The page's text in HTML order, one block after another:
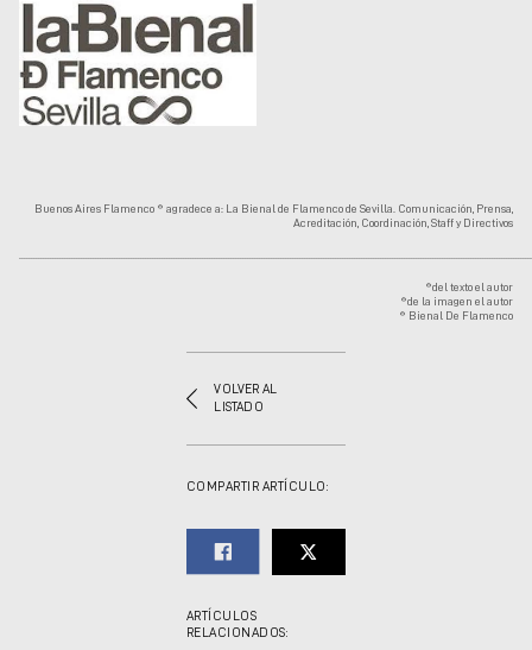
Buenos Aires Flamenco ® agradece a: La Bienal de Flamenco de Sevilla. Comunicación, Prensa,
Acreditación, Coordinación, Staff y Directivos
®del texto el autor
®de la imagen el autor
® Bienal De Flamenco
VOLVER AL
LISTADO
COMPARTIR ARTÍCULO:
ARTÍCULOS
RELACIONADOS: